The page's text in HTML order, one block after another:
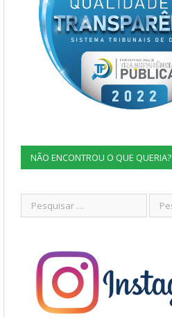
NÃO ENCONTROU O QUE QUERIA?